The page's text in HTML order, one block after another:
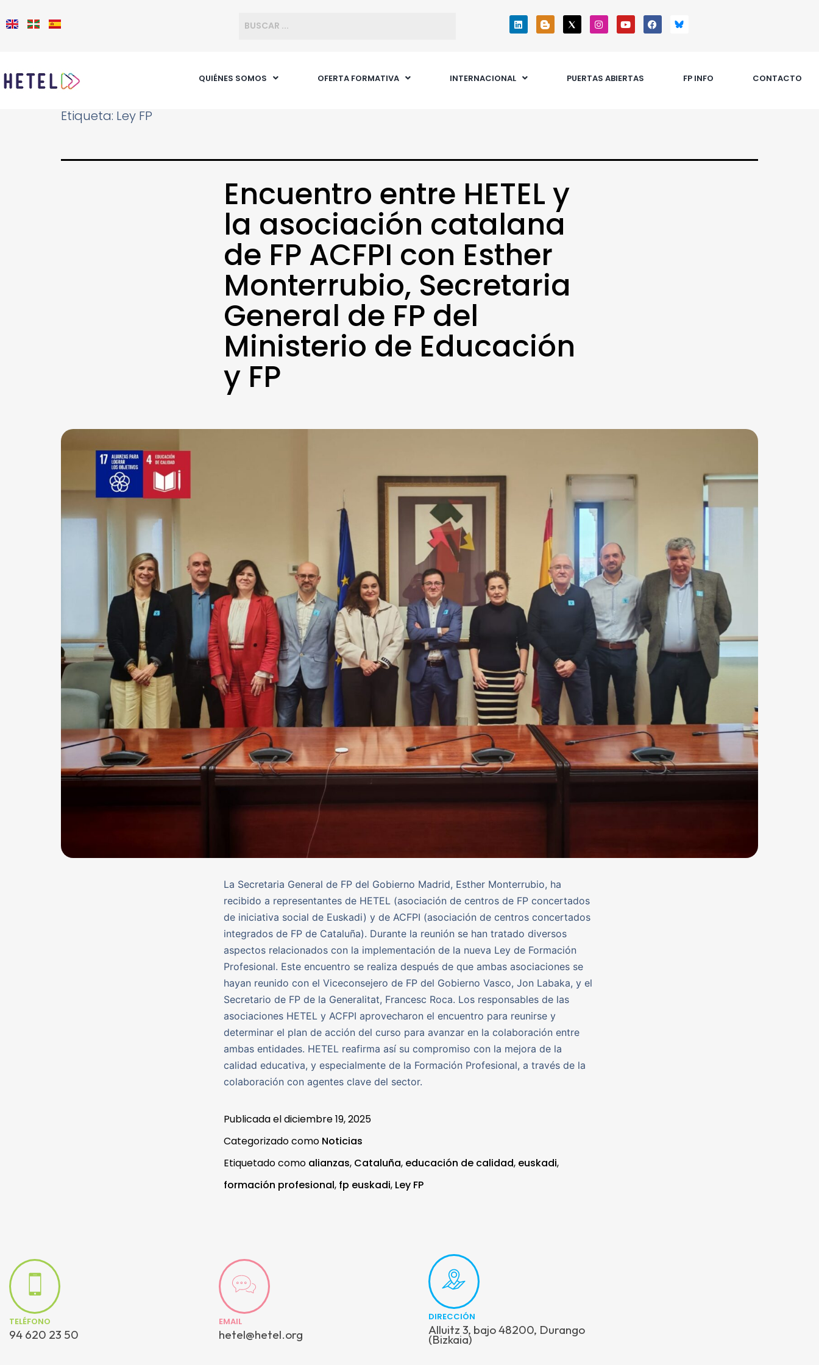
QUIÉNES SOMOS OFERTA FORMATIVA INTERNACIONAL PUERTAS ABIERTAS FP INFO CONTACTO
Etiqueta: Ley FP
Encuentro entre HETEL y
la asociación catalana
de FP ACFPI con Esther
Monterrubio, Secretaria
General de FP del
Ministerio de Educación
y FP
La Secretaria General de FP del Gobierno Madrid, Esther Monterrubio, ha
recibido a representantes de HETEL (asociación de centros de FP concertados
de iniciativa social de Euskadi) y de ACFPI (asociación de centros concertados
integrados de FP de Cataluña). Durante la reunión se han tratado diversos
aspectos relacionados con la implementación de la nueva Ley de Formación
Profesional. Este encuentro se realiza después de que ambas asociaciones se
hayan reunido con el Viceconsejero de FP del Gobierno Vasco, Jon Labaka, y el
Secretario de FP de la Generalitat, Francesc Roca. Los responsables de las
asociaciones HETEL y ACFPI aprovecharon el encuentro para reunirse y
determinar el plan de acción del curso para avanzar en la colaboración entre
ambas entidades. HETEL reafirma así su compromiso con la mejora de la
calidad educativa, y especialmente de la Formación Profesional, a través de la
colaboración con agentes clave del sector.
Publicada eldiciembre 19, 2025
Categorizado como Noticias
Etiquetado como alianzas, Cataluña, educación de calidad, euskadi,
formación profesional, fp euskadi, Ley FP
TELÉFONO
94 620 23 50
EMAIL
hetel@hetel.org
DIRECCIÓN
Alluitz 3, bajo 48200, Durango
(Bizkaia)